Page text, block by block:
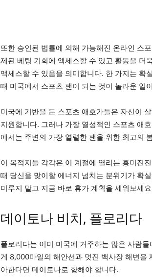
또한 승인된 법률에 의해 가능해진 온라인 스
제된 베팅 기회에 액세스할 수 있고 활동을 더
액세스할 수 있음을 의미합니다. 한 가지는 확
때 미국에서 스포츠 팬이 되는 것이 놀라운 일
미국에 기반을 둔 스포츠 애호가들은 자신이
지원합니다. 그러나 가장 열성적인 스포츠 애
에서는 주변의 가장 열렬한 팬을 위한 최고의
이 목적지들 각각은 이 계절에 열리는 흥미진
때 당신을 맞이할 에너지 넘치는 분위기가 확
미루지 말고 지금 바로 휴가 계획을 세워보세
데이토나 비치, 플로리다
플로리다는 이미 미국에 거주하는 많은 사람
게 8,000마일의 해안선과 멋진 백사장 해변을
아한다면 데이토나로 향해야 합니다.